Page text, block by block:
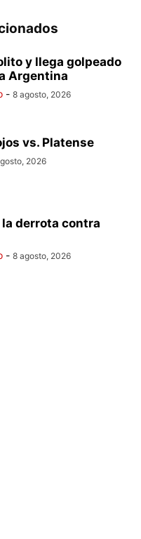
y llega golpeado
Argentina
- 8 agosto, 2026
vs. Platense
2026
la derrota contra
- 8 agosto, 2026